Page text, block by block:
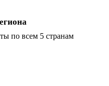
по всем 5 странам